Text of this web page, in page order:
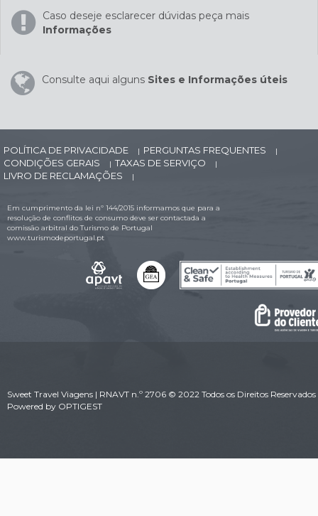
Caso deseje esclarecer dúvidas peça mais
Informações
Consulte aqui alguns Sites e Informações úteis
POLÍTICA DE PRIVACIDADE | PERGUNTAS FREQUENTES |
CONDIÇÕES GERAIS | TAXAS DE SERVIÇO |
LIVRO DE RECLAMAÇÕES |
Em cumprimento da lei nº 144/2015 informamos que para a
resolução de conflitos de consumo deve ser contactada a
comissão arbitral do Turismo de Portugal
www.turismodeportugal.pt
Sweet Travel Viagens | RNAVT n.º 2706 © 2022 Todos os Direitos Reservados
Powered by OPTIGEST